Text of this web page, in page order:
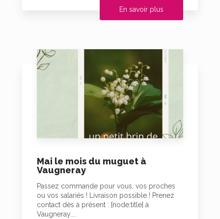
En savoir plus
Mai le mois du muguet à
Vaugneray
Passez commande pour vous, vos proches
ou vos salariés ! Livraison possible ! Prenez
contact dès à présent : [node:title] à
Vaugneray....